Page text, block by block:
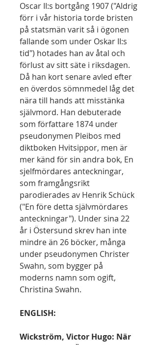
Oscar II:s bortgång 1907 ("Aldrig
förr i vår historia torde bristen
på statsmän varit så i ögonen
fallande som under Oskar II:s
tid") hotades han av åtal och
förlust av sitt säte i riksdagen.
Då han kort senare avled efter
en överdos sömnmedel låg det
nära till hands att misstänka
självmord. Han debuterade
som författare 1874 under
pseudonymen Pleibos med
diktboken Hvitsippor, men är
mer känd för sin andra bok, En
sjelfmördares anteckningar,
som framgångsrikt
parodierades av Henrik Schück
("En före detta självmördares
anteckningar"). Under sina 22
år i Östersund skrev han inte
mindre än 26 böcker, många
under pseudonymen Christer
Swahn, som bygger på
moderns namn som ogift,
Christina Swahn.
ENGLISH:
Wickström, Victor Hugo: När